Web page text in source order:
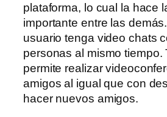
plataforma, lo cual la hace
importante entre las
usuario tenga video chats
personas al mismo tiempo.
permite realizar
amigos al igual que con
hacer nuevos amigos.